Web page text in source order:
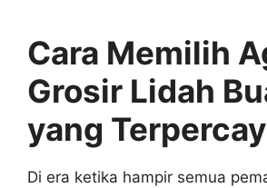
Cara Memilih
Grosir Lidah
yang
Di era ketika hampir semua